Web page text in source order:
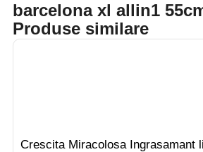
barcelona xl allin1
Produse similare
Crescita Miracolosa Ingrasamant